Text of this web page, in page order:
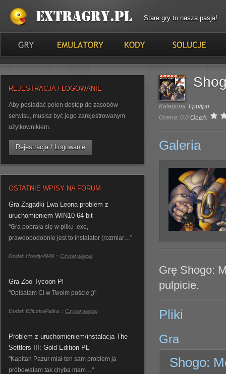
Stare gry to nasza pasja!
REJESTRACJA / LOGOWANIE
Aby posiadać pełen dostęp do zasobów
serwisu, musisz być jego zarejestrowanym
użytkownikiem.
Rejestracja / Logowanie
OSTATNIE WPISY NA FORUM
Gra Zagadki Lwa Leona problem z
uruchomieniem WIN10 64-bit
"Gra pobrała się w pliku .exe,
prawdopodobnie jest to instalator (rozmiar…"
Dodał: Hoody4949 :: Czytaj więcej
Gra Zoo Tycoon Pl
"Opisałam Ci w Twoim poście ;)"
Dodał: ElficzkaPatka :: Czytaj więcej
Problem z uruchomieniem/instalacja The
Settlers III: Gold Edition PL
"Kapitan Pazur miał ten sam problem ja
próbowałam tak chyba mam…"
Kategoria: Fpp/tpp
Ocena: 0.0 Oceń:
Galeria
Grę Shogo:
pulpicie.
Pliki
Gra
Shogo: